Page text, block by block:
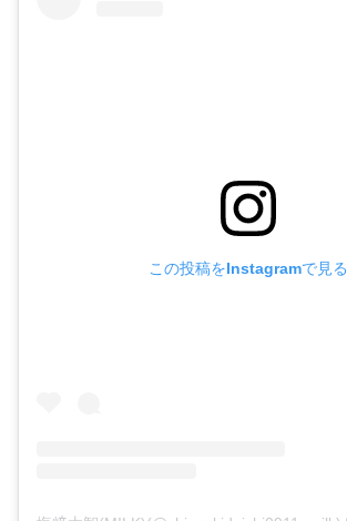
この投稿をInstagramで見る